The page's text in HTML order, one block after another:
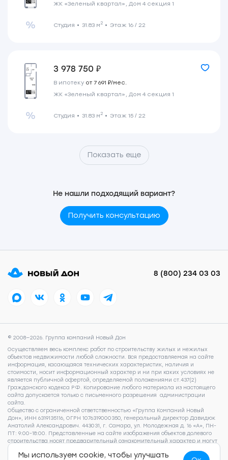
ЖК «Зеленый квартал», Дом 4 секция 1
Студия 31.83 м2 Этаж 16 / 22
3 978 750 ₽
В ипотеку от 7 691 ₽/мес.
ЖК «Зеленый квартал», Дом 4 секция 1
Студия 31.83 м2 Этаж 15 / 22
Показать еще
Не нашли подходящий вариант?
Получить консультацию
8 (800) 234 03 03
© 2008—2026. Группа компаний Новый Дон
Осуществляем весь комплекс работ по строительству жилых и нежилых
объектов недвижимости любой сложности. Вся предоставляемая на сайте
информация, касающаяся технических характеристик, наличия и
стоимости, носит информационный характер и ни при каких условиях не
является публичной офертой, определяемой положениями ст.437(2)
Гражданского кодекса РФ. Копирование любого материала из настоящего
сайта допускается только с письменного разрешения администрации
сайта.
Общество с ограниченной ответственностью «Группа Компаний Новый
Дон», ИНН 6319135116, ОГРН 1076319000350, генеральный директор Давидюк
Анатолий Александрович. 443031, г. Самара, ул. Молодежная д. 16 «А», ПН-
ПТ: 9:00-18:00. Представленные на сайте изображения объектов долевого
строительства носят предварительный ознакомительный характер и могут
отличаться от фактических проектных решений, реализуемых
застройщиком. Для получения подробной информации о наличии и
Мы используем cookie, чтобы улучшать